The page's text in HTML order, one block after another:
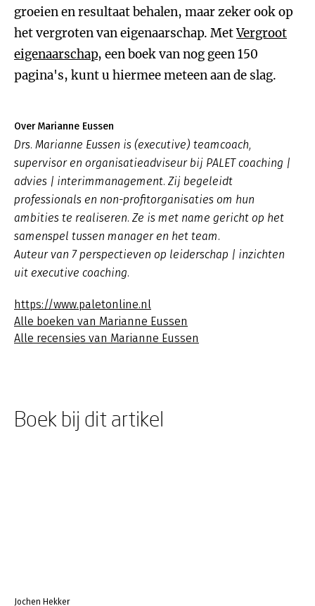
groeien en resultaat behalen, maar zeker ook op
het vergroten van eigenaarschap. MetVergroot
eigenaarschap, een boek van nog geen 150
pagina's, kunt u hiermee meteen aan de slag.
Over Marianne Eussen
Drs. Marianne Eussen is (executive) teamcoach,
supervisor en organisatieadviseur bij PALET coaching |
advies | interimmanagement. Zij begeleidt
professionals en non-profitorganisaties om hun
ambities te realiseren. Ze is met name gericht op het
samenspel tussen manager en het team.
Auteur van 7 perspectieven op leiderschap | inzichten
uit executive coaching.
https://www.paletonline.nl
Alle boeken van Marianne Eussen
Alle recensies van Marianne Eussen
Boek bij dit artikel
Jochen Hekker